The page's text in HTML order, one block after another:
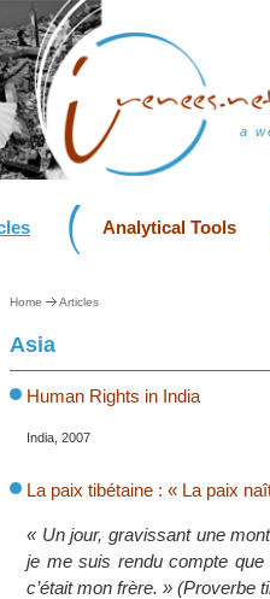
a
Analytical Tools
Home Articles
Asia
Human Rights in India
India, 2007
La paix tibétaine : « La paix
« Un jour, gravissant une
je me suis rendu compte que
c’était mon frère. » (Proverbe